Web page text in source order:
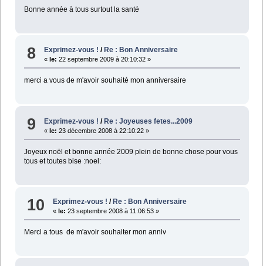
Bonne année à tous surtout la santé
8 Exprimez-vous ! / Re : Bon Anniversaire
«le: 22 septembre 2009 à 20:10:32 »
merci a vous de m'avoir souhaité mon anniversaire
9 Exprimez-vous ! /Re : Joyeuses fetes...2009
«le: 23 décembre 2008 à 22:10:22 »
Joyeux noël et bonne année 2009 plein de bonne chose pour vous
tous et toutes bise :noel:
10 Exprimez-vous ! / Re : Bon Anniversaire
«le: 23 septembre 2008 à 11:06:53 »
Merci a tous de m'avoir souhaiter mon anniv